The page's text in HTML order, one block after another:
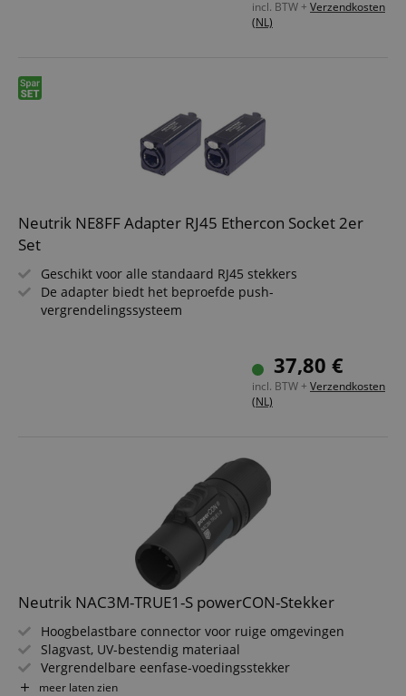
incl. BTW + Verzendkosten
(NL)
Neutrik NE8FF Adapter RJ45 Ethercon Socket 2er
Set
Geschikt voor alle standaard RJ45 stekkers
De adapter biedt het beproefde push-
vergrendelingssysteem
37,80 €
incl. BTW + Verzendkosten
(NL)
Neutrik NAC3M-TRUE1-S powerCON-Stekker
Hoogbelastbare connector voor ruige omgevingen
Slagvast, UV-bestendig materiaal
Vergrendelbare eenfase-voedingsstekker
IP65/IP67-beschermd (ingestoken of met kap)
meer laten zien